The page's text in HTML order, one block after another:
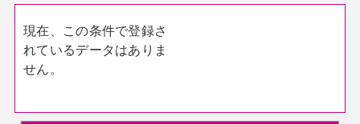
現在、この条件で登録さ
れているデータはありま
せん。